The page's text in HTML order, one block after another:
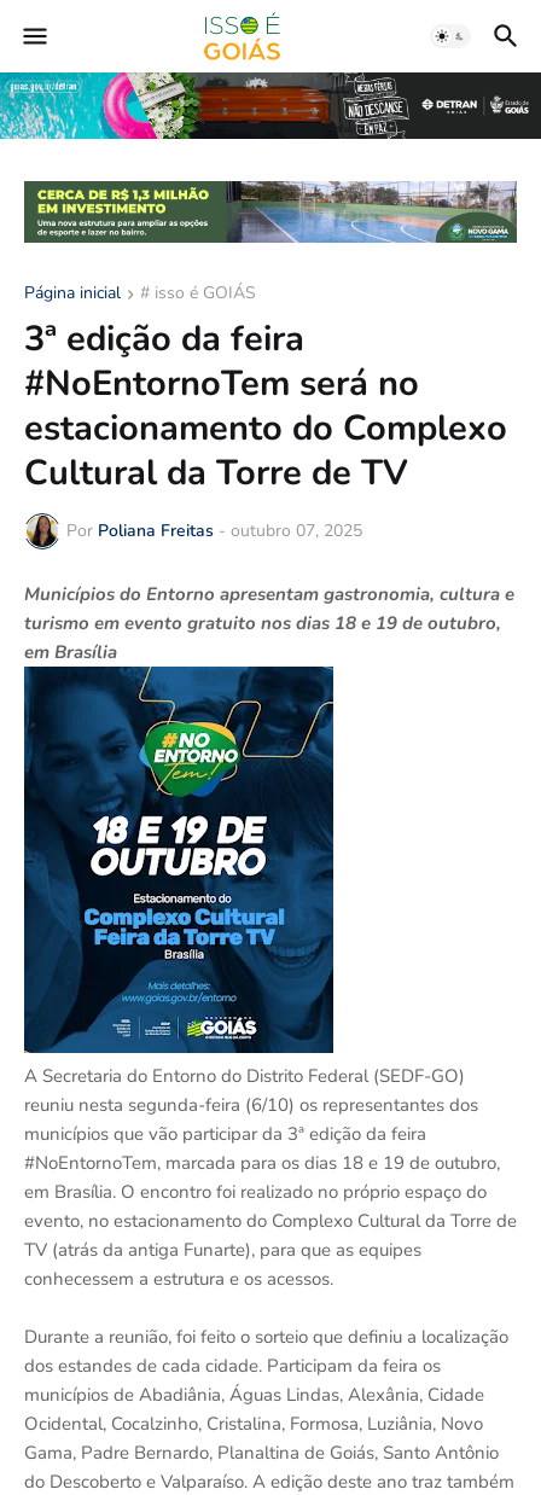
Página inicial # isso é GOIÁS
3ª edição da feira
#NoEntornoTem será no
estacionamento do Complexo
Cultural da Torre de TV
Por Poliana Freitas - outubro 07, 2025
Municípios do Entorno apresentam gastronomia, cultura e
turismo em evento gratuito nos dias 18 e 19 de outubro,
em Brasília
A Secretaria do Entorno do Distrito Federal (SEDF-GO)
reuniu nesta segunda-feira (6/10) os representantes dos
municípios que vão participar da 3ª edição da feira
#NoEntornoTem, marcada para os dias 18 e 19 de outubro,
em Brasília. O encontro foi realizado no próprio espaço do
evento, no estacionamento do Complexo Cultural da Torre de
TV (atrás da antiga Funarte), para que as equipes
conhecessem a estrutura e os acessos.
Durante a reunião, foi feito o sorteio que definiu a localização
dos estandes de cada cidade. Participam da feira os
municípios de Abadiânia, Águas Lindas, Alexânia, Cidade
Ocidental, Cocalzinho, Cristalina, Formosa, Luziânia, Novo
Gama, Padre Bernardo, Planaltina de Goiás, Santo Antônio
do Descoberto e Valparaíso. A edição deste ano traz também